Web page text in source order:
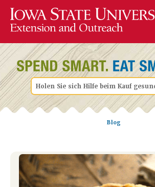
Holen Sie sich Hilfe beim Kauf
Blog